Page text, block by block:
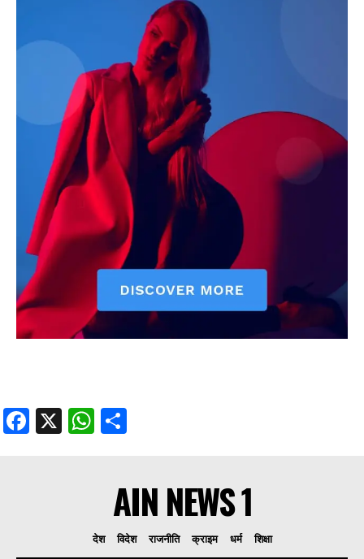
AIN NEWS 1
Contact Us
About Us
Privacy Policy
Terms of Use Agreement
Facebook
X WhatsApp
Share
Facebook
X WhatsApp
AIN NEWS 1
देश विदेश राजनीति क्राइम धर्म शिक्षा